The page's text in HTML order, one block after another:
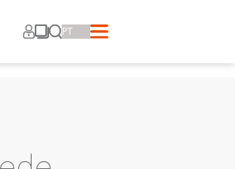
Lançamentos